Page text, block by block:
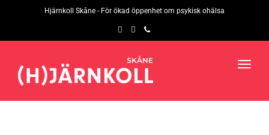
Hjärnkoll Skåne - För ökad öppenhet om psykisk ohälsa